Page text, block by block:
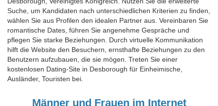
Suche, um Kandidaten nach unterschiedlichen Kriterien zu finden,
wählen Sie aus Profilen den idealen Partner aus. Vereinbaren Sie
romantische Dates, führen Sie angenehme Gespräche und
pflegen Sie starke Beziehungen. Durch virtuelle Kommunikation
hilft die Website den Besuchern, ernsthafte Beziehungen zu den
Benutzern aufzubauen, die sie mögen. Treten Sie einer
kostenlosen Dating-Site in Desborough für Einheimische,
Ausländer, Touristen bei.
Männer und Frauen im Internet